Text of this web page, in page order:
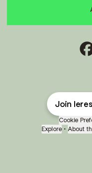
Join
Cookie
Explore • About